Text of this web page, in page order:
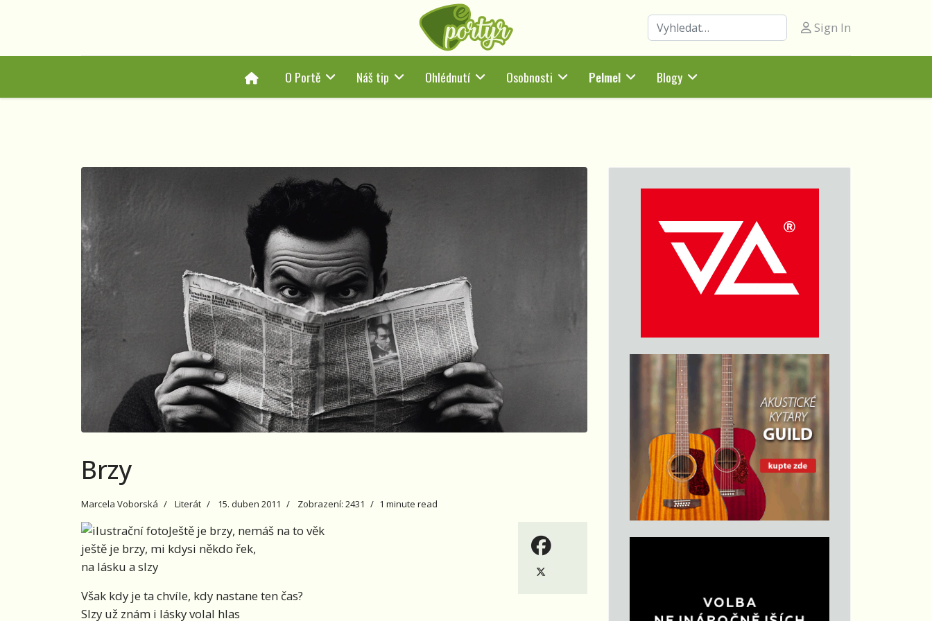
Hledat Sign In
HomeO Portě Náš tip Ohlédnutí Osobnosti Pelmel Blogy
Brzy
Marcela Voborská Literát 15. duben 2011 Zobrazení: 2431 1 minute read
Ještě je brzy, nemáš na to věk
ještě je brzy, mi kdysi někdo řek,
na lásku a slzy
Však kdy je ta chvíle, kdy nastane ten čas?
Slzy už znám i lásky volal hlas